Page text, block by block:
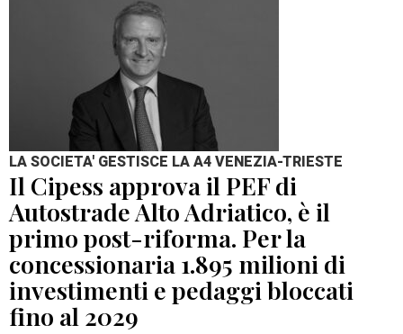
LA SOCIETA' GESTISCE LA A4 VENEZIA-TRIESTE
Il Cipess approva il PEF di
Autostrade Alto Adriatico, è il
primo post-riforma. Per la
concessionaria 1.895 milioni di
investimenti e pedaggi bloccati
fino al 2029